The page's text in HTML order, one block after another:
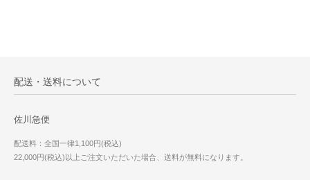
配送・送料について
佐川急便
配送料：全国一律1,100円(税込)
22,000円(税込)以上ご注文いただいた場合、送料が無料になります。